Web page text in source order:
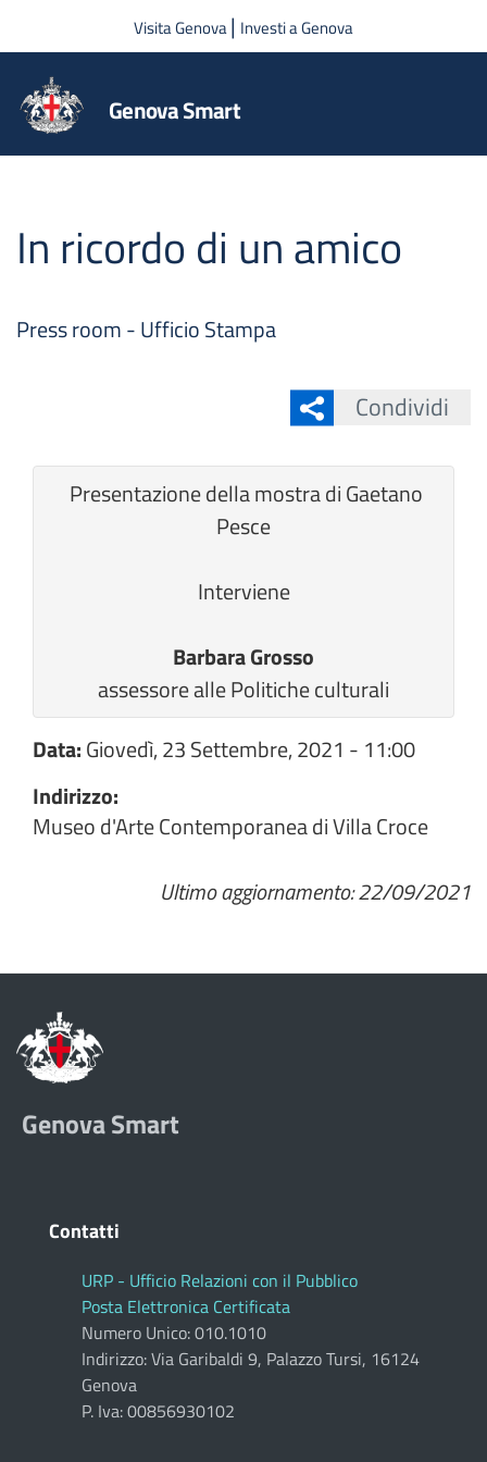
Salta al contenuto principale
Visita Genova| Investi a Genova
Genova Smart
In ricordo di un amico
Press room - Ufficio Stampa
Condividi
Presentazione della mostra di Gaetano
Pesce
Interviene
Barbara Grosso
assessore alle Politiche culturali
Data:Giovedì, 23 Settembre, 2021 - 11:00
Indirizzo:
Museo d'Arte Contemporanea di Villa Croce
Ultimo aggiornamento: 22/09/2021
Genova Smart
Contatti
URP - Ufficio Relazioni con il Pubblico
Posta Elettronica Certificata
Numero Unico: 010.1010
Indirizzo: Via Garibaldi 9, Palazzo Tursi, 16124
Genova
P. Iva: 00856930102